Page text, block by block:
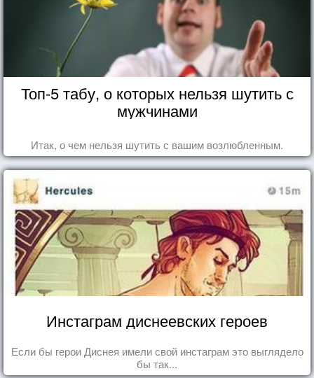
Топ-5 табу, о которых нельзя шутить с
мужчинами
Итак, о чем нельзя шутить с вашим возлюбленным.
Инстаграм диснеевских героев
Если бы герои Диснея имели свой инстаграм это выглядело
бы так...